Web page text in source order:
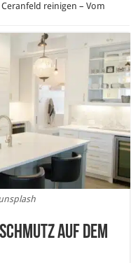
Ceranfeld reinigen – Vom
auf dem